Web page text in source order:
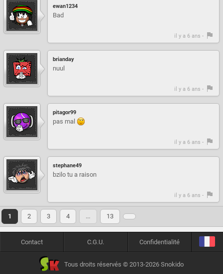
ewan1234
Bad
il y a 6 ans -
brianday
nuul
il y a 6 ans -
pitagor99
pas mal
il y a 6 ans -
stephane49
bzilo tu a raison
il y a 6 ans -
1 2 3 4 … 13
Contact C.G.U. Confidentialité
Tous droits réservés © 2013-2026 Snokido